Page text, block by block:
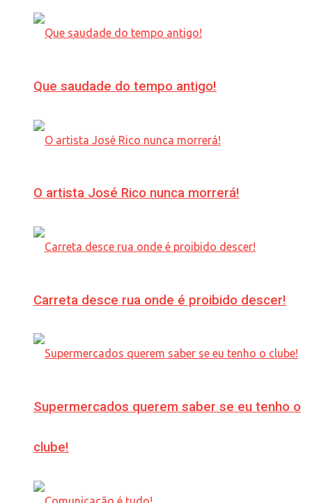
Que saudade do tempo antigo!
O artista José Rico nunca morrerá!
Carreta desce rua onde é proibido descer!
Supermercados querem saber se eu tenho o
clube!